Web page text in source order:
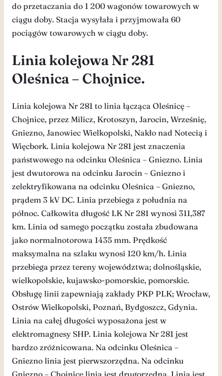
do przetaczania do 1 200 wagonów towarowych w
ciągu doby. Stacja wysyłała i przyjmowała 60
pociągów towarowych w ciągu doby.
Linia kolejowa Nr 281
Oleśnica – Chojnice.
Linia kolejowa Nr 281 to linia łącząca Oleśnicę –
Chojnice, przez Milicz, Krotoszyn, Jarocin, Wrześnię,
Gniezno, Janowiec Wielkopolski, Nakło nad Notecią i
Więcbork. Linia kolejowa Nr 281 jest znaczenia
państwowego na odcinku Oleśnica – Gniezno. Linia
jest dwutorowa na odcinku Jarocin – Gniezno i
zelektryfikowana na odcinku Oleśnica – Gniezno,
prądem 3 kV DC. Linia przebiega z południa na
północ. Całkowita długość LK Nr 281 wynosi 311,387
km. Linia od samego początku została zbudowana
jako normalnotorowa 1435 mm. Prędkość
maksymalna na szlaku wynosi 120 km/h. Linia
przebiega przez tereny województwa; dolnośląskie,
wielkopolskie, kujawsko-pomorskie, pomorskie.
Obsługę linii zapewniają zakłady PKP PLK; Wrocław,
Ostrów Wielkopolski, Poznań, Bydgoszcz, Gdynia.
Linia na całej długości wyposażona jest w
elektromagnesy SHP. Linia kolejowa Nr 281 jest
bardzo zróżnicowana. Na odcinku Oleśnica –
Gniezno linia jest pierwszorzędna. Na odcinku
Gniezno – Chojnice linia jest drugorzędna. Linia jest